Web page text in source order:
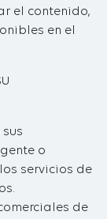
el contenido,
en el
o
servicios de
de